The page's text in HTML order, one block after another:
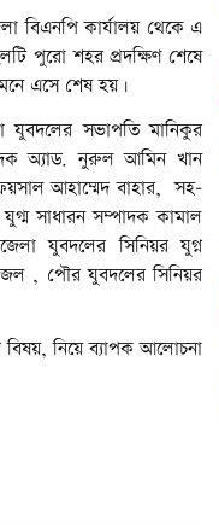
বিএনপি কার্যালয় থেকে এ
পুরো শহর প্রদক্ষিণ শেষে
এসে শেষ হয়।
যুবদলের সভাপতি মানিকুর
অ্যাড. নুরুল আমিন খান
আহাম্মেদ বাহার, সহ-
সাধারন সম্পাদক কামাল
যুবদলের সিনিয়র যুগ্ন
, পৌর যুবদলের সিনিয়র
নিয়ে ব্যাপক আলোচনা